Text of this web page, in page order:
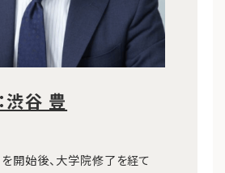
渋谷 豊
開始後、大学院修了を経て